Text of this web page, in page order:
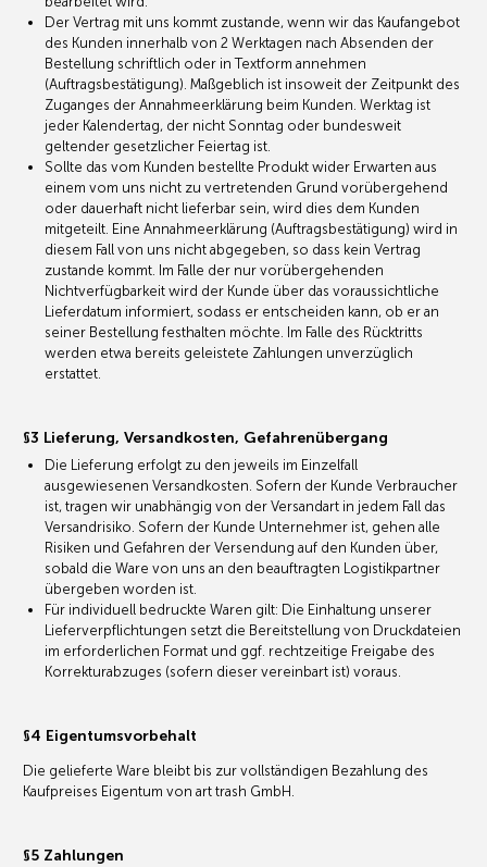
Der Vertrag mit uns kommt zustande, wenn wir das Kaufangebot
des Kunden innerhalb von 2 Werktagen nach Absenden der
Bestellung schriftlich oder in Textform annehmen
(Auftragsbestätigung). Maßgeblich ist insoweit der Zeitpunkt des
Zuganges der Annahmeerklärung beim Kunden. Werktag ist
jeder Kalendertag, der nicht Sonntag oder bundesweit
geltender gesetzlicher Feiertag ist.
Sollte das vom Kunden bestellte Produkt wider Erwarten aus
einem vom uns nicht zu vertretenden Grund vorübergehend
oder dauerhaft nicht lieferbar sein, wird dies dem Kunden
mitgeteilt. Eine Annahmeerklärung (Auftragsbestätigung) wird in
diesem Fall von uns nicht abgegeben, so dass kein Vertrag
zustande kommt. Im Falle der nur vorübergehenden
Nichtverfügbarkeit wird der Kunde über das voraussichtliche
Lieferdatum informiert, sodass er entscheiden kann, ob er an
seiner Bestellung festhalten möchte. Im Falle des Rücktritts
werden etwa bereits geleistete Zahlungen unverzüglich
erstattet.
§3 Lieferung, Versandkosten, Gefahrenübergang
Die Lieferung erfolgt zu den jeweils im Einzelfall
ausgewiesenen Versandkosten. Sofern der Kunde Verbraucher
ist, tragen wir unabhängig von der Versandart in jedem Fall das
Versandrisiko. Sofern der Kunde Unternehmer ist, gehen alle
Risiken und Gefahren der Versendung auf den Kunden über,
sobald die Ware von uns an den beauftragten Logistikpartner
übergeben worden ist.
Für individuell bedruckte Waren gilt: Die Einhaltung unserer
Lieferverpflichtungen setzt die Bereitstellung von Druckdateien
im erforderlichen Format und ggf. rechtzeitige Freigabe des
Korrekturabzuges (sofern dieser vereinbart ist) voraus.
§4 Eigentumsvorbehalt
Die gelieferte Ware bleibt bis zur vollständigen Bezahlung des
Kaufpreises Eigentum von art trash GmbH.
§5 Zahlungen